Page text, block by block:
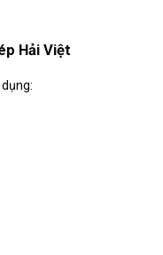
Hải Việt